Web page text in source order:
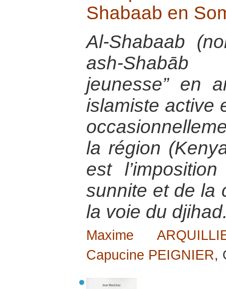
Shabaab en
Al-Shabaab
ash-
jeunesse” en
islamiste active
la région
est
sunnite et de la
la voie du
Maxime
Capucine PEIGNIER,